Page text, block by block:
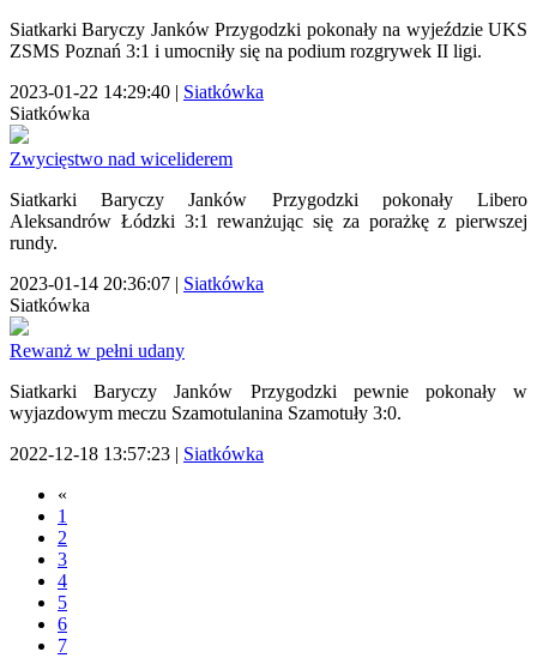
Siatkarki Baryczy Janków Przygodzki pokonały na wyjeździe UKS
ZSMS Poznań 3:1 i umocniły się na podium rozgrywek II ligi.
2023-01-22 14:29:40 | Siatkówka
Siatkówka
Zwycięstwo nad wiceliderem
Siatkarki Baryczy Janków Przygodzki pokonały Libero
Aleksandrów Łódzki 3:1 rewanżując się za porażkę z pierwszej
rundy.
2023-01-14 20:36:07 | Siatkówka
Siatkówka
Rewanż w pełni udany
Siatkarki Baryczy Janków Przygodzki pewnie pokonały w
wyjazdowym meczu Szamotulanina Szamotuły 3:0.
2022-12-18 13:57:23 | Siatkówka
«
1
2
3
4
5
6
7